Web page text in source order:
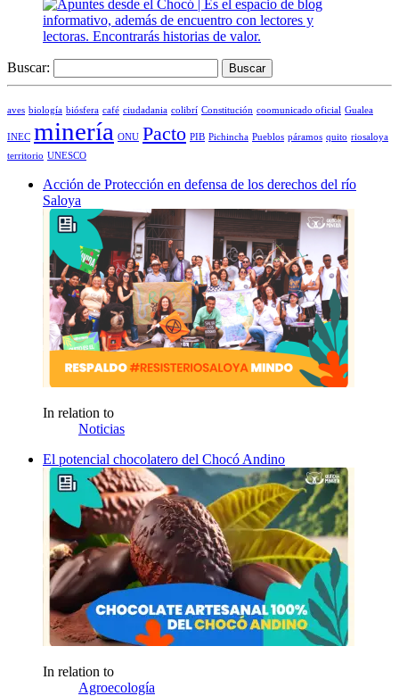
Buscar:
aves biología biósfera café ciudadania colibrí Constitución coomunicado oficial Gualea
INEC minería ONU Pacto PIB Pichincha Pueblos páramos quito riosaloya
territorio UNESCO
Acción de Protección en defensa de los derechos del río
Saloya
In relation to
Noticias
El potencial chocolatero del Chocó Andino
In relation to
Agroecología